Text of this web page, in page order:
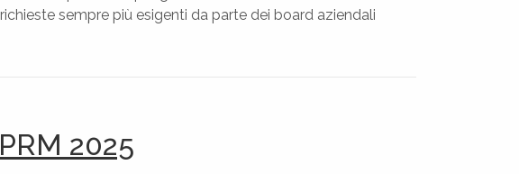
sempre più esigenti da parte dei board aziendali
2025